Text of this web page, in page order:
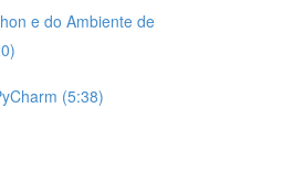
e do Ambiente de
(5:38)